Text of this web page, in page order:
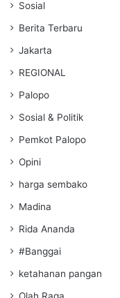
Sosial
Berita Terbaru
Jakarta
REGIONAL
Palopo
Sosial & Politik
Pemkot Palopo
Opini
harga sembako
Madina
Rida Ananda
#Banggai
ketahanan pangan